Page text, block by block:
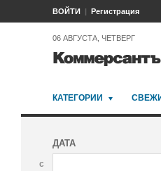
ВОЙТИ Регистрация
06 АВГУСТА, ЧЕТВЕРГ
КАТЕГОРИИ
ДАТА
с